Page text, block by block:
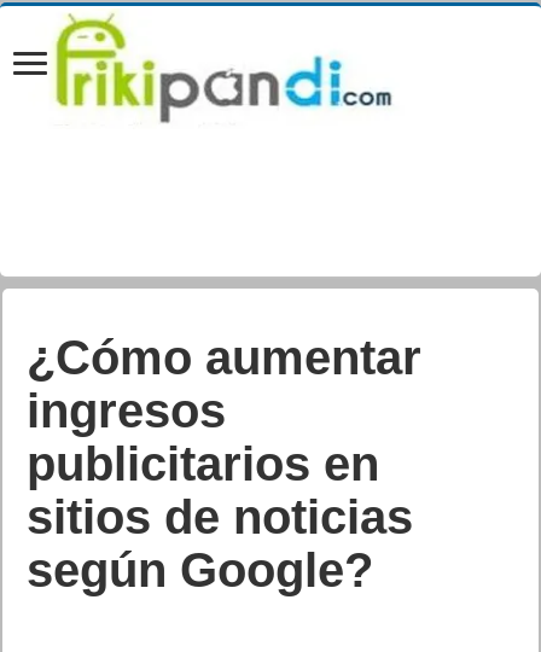
¿Cómo aumentar
ingresos
publicitarios en
sitios de noticias
según Google?